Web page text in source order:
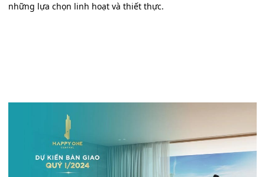
những lựa chọn linh hoạt và thiết thực.